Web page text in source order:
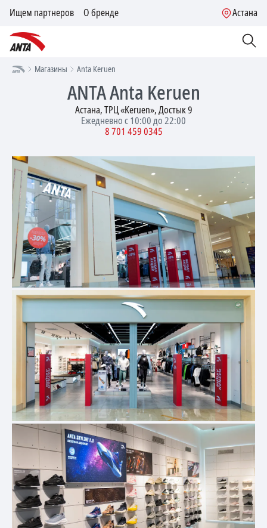
Ищем партнеров О бренде Астана
Магазины Anta Keruen
ANTAAnta Keruen
Астана, ТРЦ «Keruen», Достык 9
Ежедневно с 10:00 до 22:00
8 701 459 0345